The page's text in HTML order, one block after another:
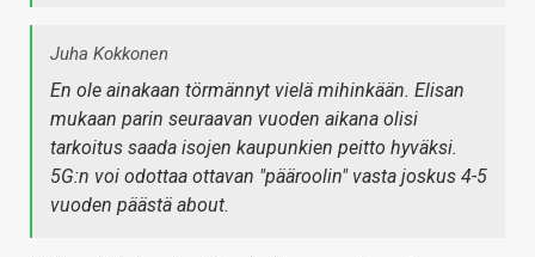
Juha Kokkonen
En ole ainakaan törmännyt vielä mihinkään. Elisan
mukaan parin seuraavan vuoden aikana olisi
tarkoitus saada isojen kaupunkien peitto hyväksi.
5G:n voi odottaa ottavan "pääroolin" vasta joskus 4-5
vuoden päästä about.